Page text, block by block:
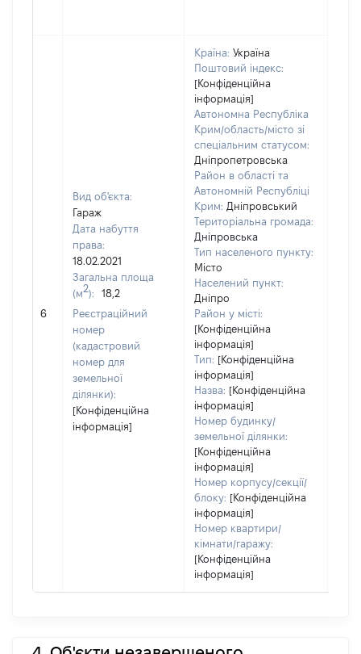
6
Вид об'єкта:
Гараж
Дата набуття
права:
18.02.2021
Загальна площа
(м2):
18,2
Реєстраційний
номер
(кадастровий
номер для
земельної
ділянки):
[Конфіденційна
інформація]
Країна: Україна
Поштовий індекс:
[Конфіденційна
інформація]
Автономна Республіка
Крим/область/місто зі
спеціальним статусом:
Дніпропетровська
Район в області та
Автономній Республіці
Крим: Дніпровський
Територіальна громада:
Дніпровська
Тип населеного пункту:
Місто
Населений пункт:
Дніпро
Район у місті:
[Конфіденційна
інформація]
Тип: [Конфіденційна
інформація]
Назва: [Конфіденційна
інформація]
Номер будинку/
земельної ділянки:
[Конфіденційна
інформація]
Номер корпусу/секції/
блоку: [Конфіденційна
інформація]
Номер квартири/
кімнати/гаражу:
[Конфіденційна
інформація]